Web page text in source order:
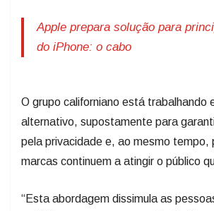
Apple prepara solução para
do iPhone: o cabo
O grupo californiano está trabalhando
alternativo, supostamente para
pela privacidade e, ao mesmo tempo,
marcas continuem a atingir o público
“Esta abordagem dissimula as